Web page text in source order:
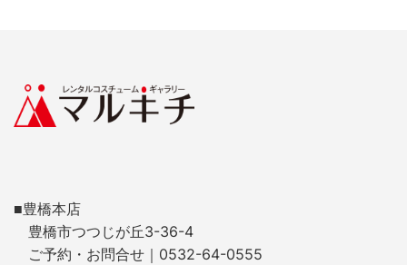
■豊橋本店
豊橋市つつじが丘3-36-4
ご予約・お問合せ｜0532-64-0555